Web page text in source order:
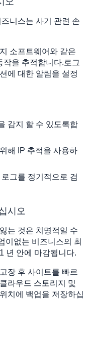
니스는 사기 관련 손
소프트웨어와 같은
작을 추적합니다.로그
에 대한 알림을 설정
감지 할 수 있도록합
해 IP 추적을 사용하
그를 정기적으로 검
시오
는 것은 치명적일 수
이없는 비즈니스의 최
년 안에 마감됩니다.
장 후 사이트를 빠르
라우드 스토리지 및
치에 백업을 저장하십